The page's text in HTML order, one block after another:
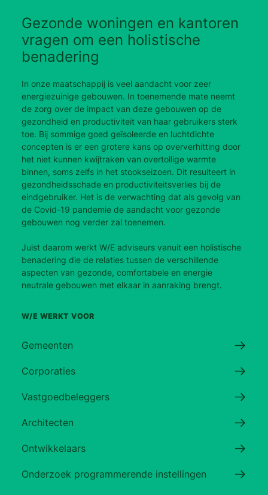
Gezonde woningen en kantoren
vragen om een holistische
benadering
In onze maatschappij is veel aandacht voor zeer
energiezuinige gebouwen. In toenemende mate neemt
de zorg over de impact van deze gebouwen op de
gezondheid en productiviteit van haar gebruikers sterk
toe. Bij sommige goed geïsoleerde en luchtdichte
concepten is er een grotere kans op oververhitting door
het niet kunnen kwijtraken van overtollige warmte
binnen, soms zelfs in het stookseizoen. Dit resulteert in
gezondheidsschade en productiviteitsverlies bij de
eindgebruiker. Het is de verwachting dat als gevolg van
de Covid-19 pandemie de aandacht voor gezonde
gebouwen nog verder zal toenemen.
Juist daarom werkt W/E adviseurs vanuit een holistische
benadering die de relaties tussen de verschillende
aspecten van gezonde, comfortabele en energie
neutrale gebouwen met elkaar in aanraking brengt.
W/E WERKT VOOR
Gemeenten
Corporaties
Vastgoedbeleggers
Architecten
Ontwikkelaars
Onderzoek programmerende instellingen